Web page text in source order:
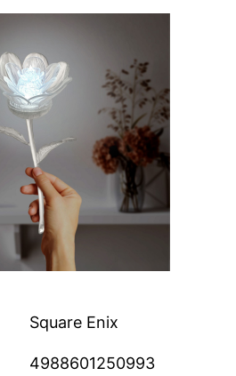
Square Enix
4988601250993